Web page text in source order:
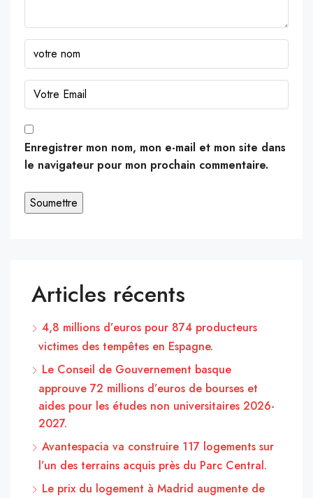
Enregistrer mon nom, mon e-mail et mon site dans
le navigateur pour mon prochain commentaire.
Articles récents
4,8 millions d’euros pour 874 producteurs
victimes des tempêtes en Espagne.
Le Conseil de Gouvernement basque
approuve 72 millions d’euros de bourses et
aides pour les études non universitaires 2026-
2027.
Avantespacia va construire 117 logements sur
l’un des terrains acquis près du Parc Central.
Le prix du logement à Madrid augmente de